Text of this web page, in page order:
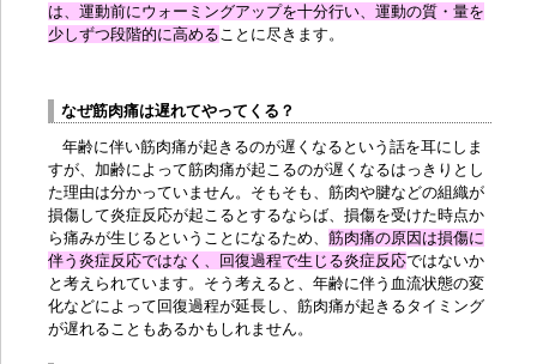
は、運動前にウォーミングアップを十分行い、運動の質・量を
少しずつ段階的に高めることに尽きます。
なぜ筋肉痛は遅れてやってくる？
年齢に伴い筋肉痛が起きるのが遅くなるという話を耳にしま
すが、加齢によって筋肉痛が起こるのが遅くなるはっきりとし
た理由は分かっていません。そもそも、筋肉や腱などの組織が
損傷して炎症反応が起こるとするならば、損傷を受けた時点か
ら痛みが生じるということになるため、 筋肉痛の原因は損傷に
伴う炎症反応ではなく、回復過程で生じる炎症反応ではないか
と考えられています。そう考えると、年齢に伴う血流状態の変
化などによって回復過程が延長し、筋肉痛が起きるタイミング
が遅れることもあるかもしれません。